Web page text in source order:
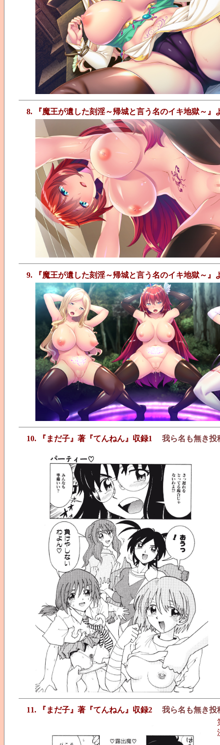
8. 『魔王が遺した刻淫～帰城と言う名のイキ地獄～』
9. 『魔王が遺した刻淫～帰城と言う名のイキ地獄～』
10. 『まだ子』著『てんねん』収録1
我ら名も無き投
11. 『まだ子』著『てんねん』収録2
我ら名も無き投